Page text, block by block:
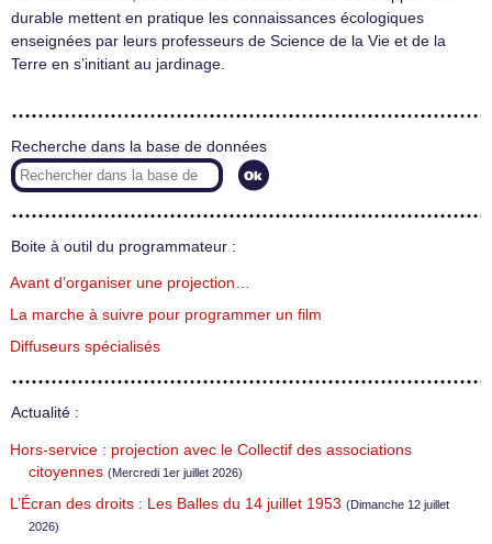
durable mettent en pratique les connaissances écologiques
enseignées par leurs professeurs de Science de la Vie et de la
Terre en s’initiant au jardinage.
Recherche dans la base de données
Boite à outil du programmateur :
Avant d’organiser une projection…
La marche à suivre pour programmer un film
Diffuseurs spécialisés
Actualité :
Hors-service : projection avec le Collectif des associations
citoyennes (Mercredi 1er juillet 2026)
L’Écran des droits : Les Balles du 14 juillet 1953 (Dimanche 12 juillet
2026)